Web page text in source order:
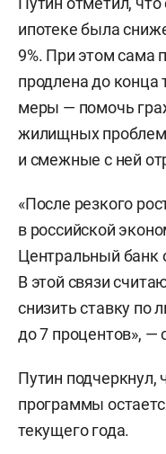
ипотеке была
9%. При этом сама
продлена до конца
меры — помочь
жилищных
и смежные с ней
«После резкого
в российской
Центральный банк
В этой связи
снизить ставку по
до 7 процентов», —
Путин подчеркнул,
программы
текущего года.